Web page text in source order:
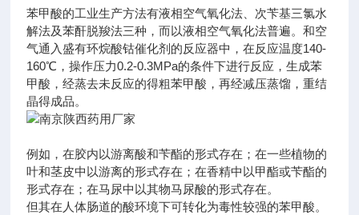
苯甲酸的工业生产方法有液相空气氧化法、次苄基三氯水
解法及苯酐脱羧法三种，而以液相空气氧化法普遍。和空
气通入盛有环烷酸钴催化剂的反应器中，在反应温度140-
160℃，操作压力0.2-0.3MPa的条件下进行反应，生成苯
甲酸，经蒸去未反应的得粗苯甲酸，再经减压蒸馏，重结
晶得成品。
例如，在胶内以游离酸和苄酯的形式存在；在一些植物的
叶和茎皮中以游离的形式存在；在香精中以甲酯或苄酯的
形式存在；在马尿中以其物马尿酸的形式存在。
但其在人体肠道的酸环境下可转化为毒性较强的苯甲酸。